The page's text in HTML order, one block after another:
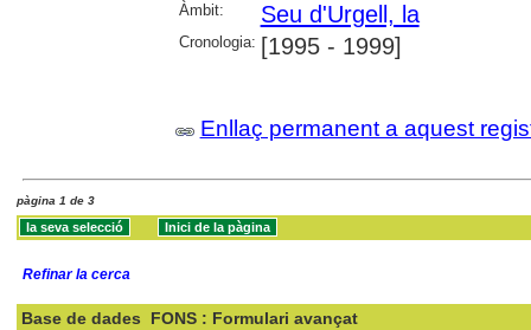
Àmbit: Seu d'Urgell, la
Cronologia: [1995 - 1999]
Enllaç permanent a aquest
pàgina 1 de 3
Refinar la cerca
Base de dades FONS : Formulari avançat